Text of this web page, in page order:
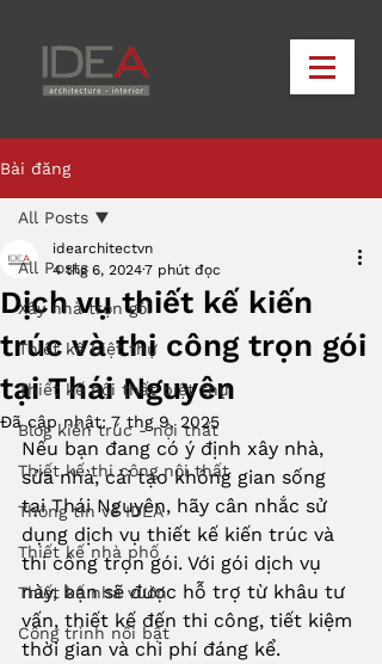
Bài đăng
All Posts
Xây nhà trọn gói
Thiết kế biệt thự
Thiết kế nội thất biệt thự
Blog kiến trúc - nội thất
Thiết kế thi công nội thất
Thông tin về IDEA
Thiết kế nhà phố
Thiết kế nhà vườn
Công trình nổi bật
All Posts
Dịch vụ thiết kế kiến
trúc và thi công trọn gói
tại Thái Nguyên
idearchitectvn
4 thg 6, 20247 phút đọc
Đã cập nhật: 7 thg 9, 2025
Nếu bạn đang có ý định xây nhà,
sửa nhà, cải tạo không gian sống
tại Thái Nguyên, hãy cân nhắc sử
dụng dịch vụ thiết kế kiến trúc và
thi công trọn gói. Với gói dịch vụ
này, bạn sẽ được hỗ trợ từ khâu tư
vấn, thiết kế đến thi công, tiết kiệm
thời gian và chi phí đáng kể.